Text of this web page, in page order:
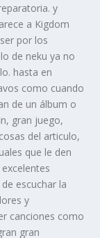
y
a Kigdom
por los
de neku ya no
hasta en
como cuando
de un álbum o
gran juego,
del articulo,
que le den
escuchar la
y
canciones como
gran